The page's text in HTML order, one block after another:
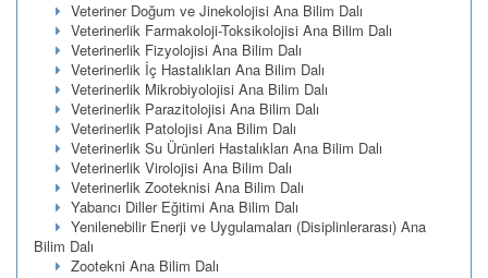
Veteriner Doğum ve Jinekolojisi Ana Bilim Dalı
Veterinerlik Farmakoloji-Toksikolojisi Ana Bilim Dalı
Veterinerlik Fizyolojisi Ana Bilim Dalı
Veterinerlik İç Hastalıkları Ana Bilim Dalı
Veterinerlik Mikrobiyolojisi Ana Bilim Dalı
Veterinerlik Parazitolojisi Ana Bilim Dalı
Veterinerlik Patolojisi Ana Bilim Dalı
Veterinerlik Su Ürünleri Hastalıkları Ana Bilim Dalı
Veterinerlik Virolojisi Ana Bilim Dalı
Veterinerlik Zooteknisi Ana Bilim Dalı
Yabancı Diller Eğitimi Ana Bilim Dalı
Yenilenebilir Enerji ve Uygulamaları (Disiplinlerarası) Ana
Bilim Dalı
Zootekni Ana Bilim Dalı